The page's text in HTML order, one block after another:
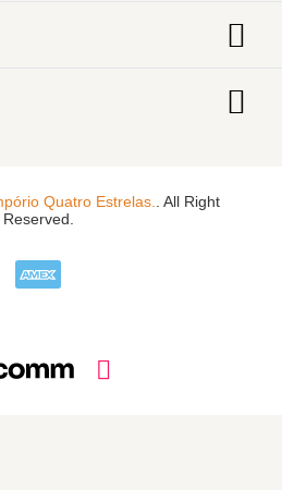
Quatro Estrelas.
. All Right
Reserved.